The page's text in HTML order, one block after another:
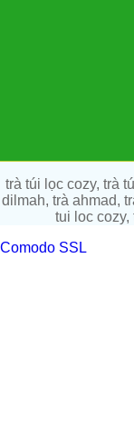
trà túi lọc cozy, trà
dilmah, trà ahmad,
tui loc cozy,
Comodo SSL